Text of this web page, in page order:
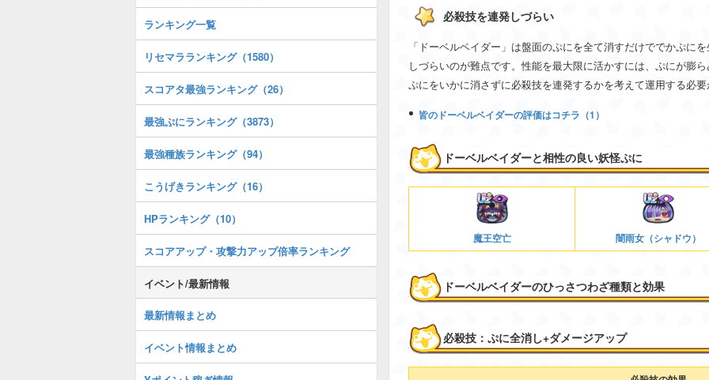
必殺技を連発しづらい
「ドーベルベイダー」は盤面のぷにを全て消すだけででかぷに
しづらいのが難点です。性能を最大限に活かすには、ぷにが膨
ぷにをいかに消さずに必殺技を連発するかを考えて運用する必
皆のドーベルベイダーの評価はコチラ（1）
ドーベルベイダーと相性の良い妖怪ぷに
魔王空亡 闇雨女（シャドウ）
ドーベルベイダーのひっさつわざ種類と効果
必殺技：ぷに全消し+ダメージアップ
ランキング一覧
リセマラランキング（1580）
スコアタ最強ランキング（26）
最強ぷにランキング（3873）
最強種族ランキング（94）
こうげきランキング（16）
HPランキング（10）
スコアアップ・攻撃力アップ倍率ランキング
イベント/最新情報
最新情報まとめ
イベント情報まとめ